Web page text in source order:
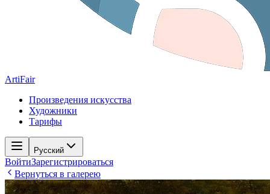
ArtiFair
Произведения искусства
Художники
Тарифы
Русский
ВойтиЗарегистрироваться
Вернуться в галерею